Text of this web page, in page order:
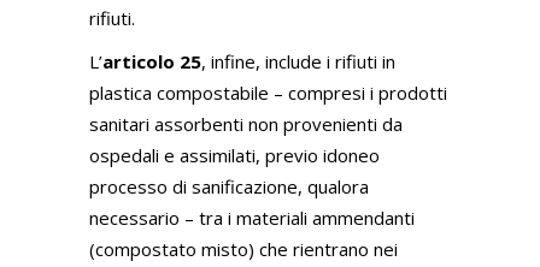
rifiuti.
L’articolo 25, infine, include i rifiuti in
plastica compostabile – compresi i prodotti
sanitari assorbenti non provenienti da
ospedali e assimilati, previo idoneo
processo di sanificazione, qualora
necessario – tra i materiali ammendanti
(compostato misto) che rientrano nei